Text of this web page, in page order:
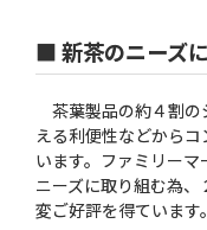
■ 新茶のニーズ
茶葉製品の約４割の
える利便性などから
います。ファミリー
ニーズに取り組む為
変ご好評を得ています。